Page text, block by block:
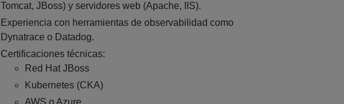
Tomcat, JBoss) y servidores web (Apache, IIS).
Experiencia con herramientas de observabilidad como
Dynatrace o Datadog.
Certificaciones técnicas:
Red Hat JBoss
Kubernetes (CKA)